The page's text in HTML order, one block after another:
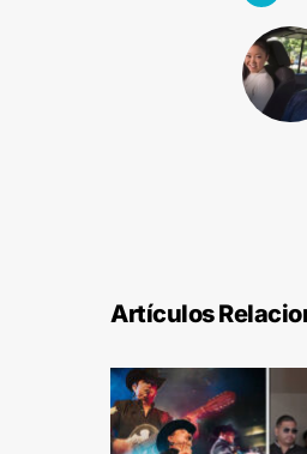
Artículos